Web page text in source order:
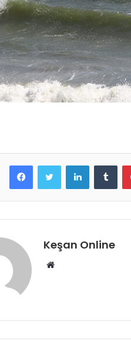
FacebookTwitter LinkedIn
Keşan Online
Web